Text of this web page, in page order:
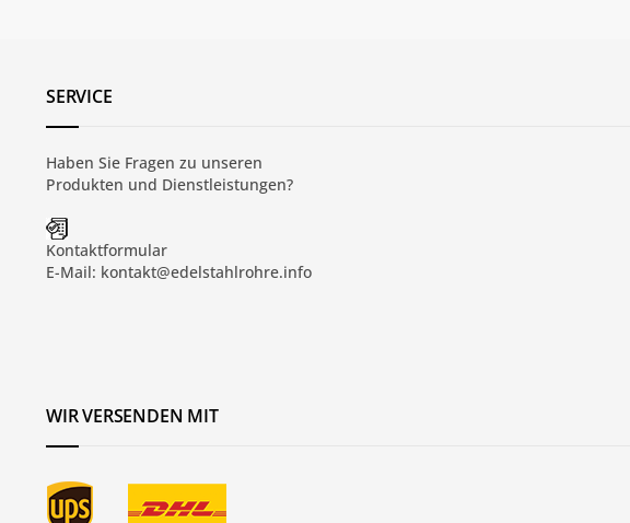
SERVICE
Haben Sie Fragen zu unseren
Produkten und Dienstleistungen?
Kontaktformular
E-Mail: kontakt@edelstahlrohre.info
WIR VERSENDEN MIT